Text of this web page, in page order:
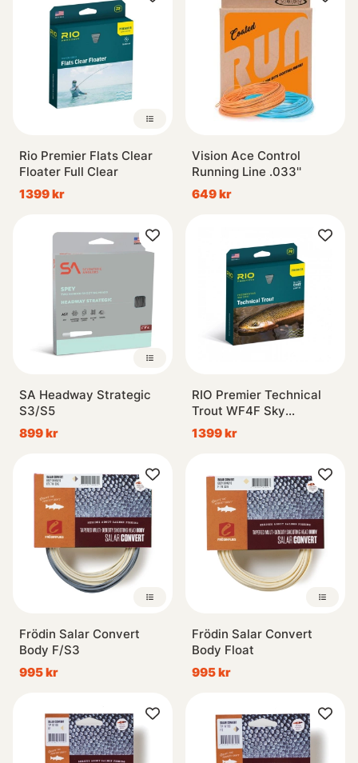
På kusten så är det populärt att köra fluorocarbon-tafsar
då de är mer tåliga, har samma densitet som vatten, vilket
gör att dom sjunker lite. Och även för att fluorcarbon är
mer eller mindre ‘‘osynliga‘‘ för fisken.Fluglinor från kända
varumärken som Vision, Guideline, RIO, Loop, Scientific
välkommen att kontakta oss så hjälper vi dig.
Rio Premier Flats Clear
Floater Full Clear
1399 kr
Vision Ace Control
Running Line .033''
649 kr
SA Headway Strategic
S3/S5
899 kr
RIO Premier Technical
Trout WF4F Sky
Blue/Peach
1399 kr
Frödin Salar Convert
Body F/S3
995 kr
Frödin Salar Convert
Body Float
995 kr